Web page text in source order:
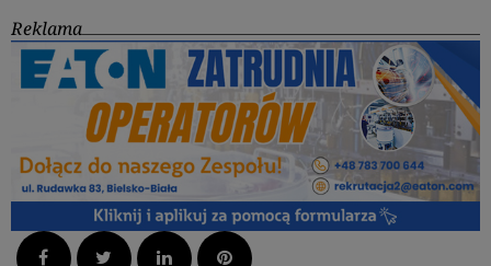
Reklama
Facebook Twitter LinkedInPinterest